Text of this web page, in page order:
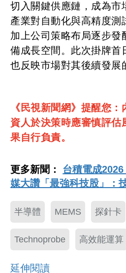
切入關鍵供應鏈，成為市
產業對自動化與高精度測
加上公司策略布局逐步發
備成長空間。此次掛牌首
也反映市場對其後續發展
《民視新聞網》提醒您
資人於決策時應審慎評估
果自行負責。
更多新聞： 台積電成
媒大讚「最強科技股」：
半導體 MEMS 探針卡
Technoprobe 高效能運算
延伸閱讀